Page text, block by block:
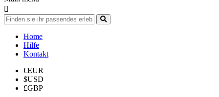

Home
Hilfe
Kontakt
€EUR
$USD
£GBP